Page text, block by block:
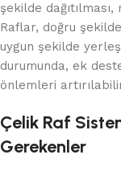
şekilde
Raflar, doğru
uygun şekilde
durumunda, ek
önlemleri
Çelik Raf
Gerekenler